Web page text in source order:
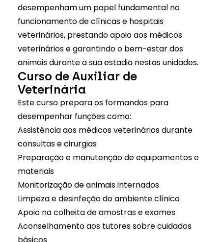
desempenham um papel fundamental no
funcionamento de clínicas e hospitais
veterinários, prestando apoio aos médicos
veterinários e garantindo o bem-estar dos
animais durante a sua estadia nestas unidades.
Curso de Auxiliar de
Veterinária
Este curso prepara os formandos para
desempenhar funções como:
Assistência aos médicos veterinários durante
consultas e cirurgias
Preparação e manutenção de equipamentos e
materiais
Monitorização de animais internados
Limpeza e desinfeção do ambiente clínico
Apoio na colheita de amostras e exames
Aconselhamento aos tutores sobre cuidados